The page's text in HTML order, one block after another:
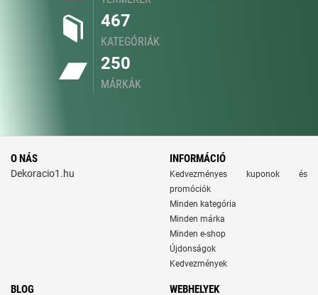
467
KATEGÓRIÁK
250
MÁRKÁK
O NÁS
Dekoracio1.hu
INFORMÁCIÓ
Kedvezményes kuponok és
promóciók
Minden kategória
Minden márka
Minden e-shop
Újdonságok
Kedvezmények
BLOG WEBHELYEK